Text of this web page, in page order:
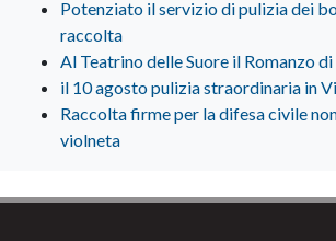
Potenziato il servizio di pulizia dei
raccolta
Al Teatrino delle Suore il Romanzo
il 10 agosto pulizia straordinaria in
Raccolta firme per la difesa civile
violneta